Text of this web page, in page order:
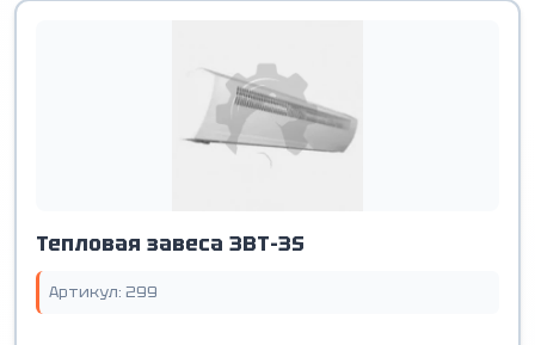
Тепловая завеса ЗВТ-3S
Артикул: 299